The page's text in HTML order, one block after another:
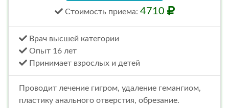
Стоимость приема: 4710
Врач высшей категории
Опыт 16 лет
Принимает взрослых и детей
Проводит лечение гигром, удаление гемангиом,
пластику анального отверстия, обрезание.